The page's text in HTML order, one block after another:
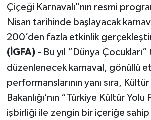
Çiçeği Karnavalı"nın resmi
Nisan tarihinde başlayacak
200’den fazla etkinlik
(İGFA) - Bu yıl “Dünya Çocukları”
düzenlenecek karnaval, gönüllü
performanslarının yanı sıra,
Bakanlığı’nın “Türkiye Kültür
işbirliği ile zengin bir içeriğe